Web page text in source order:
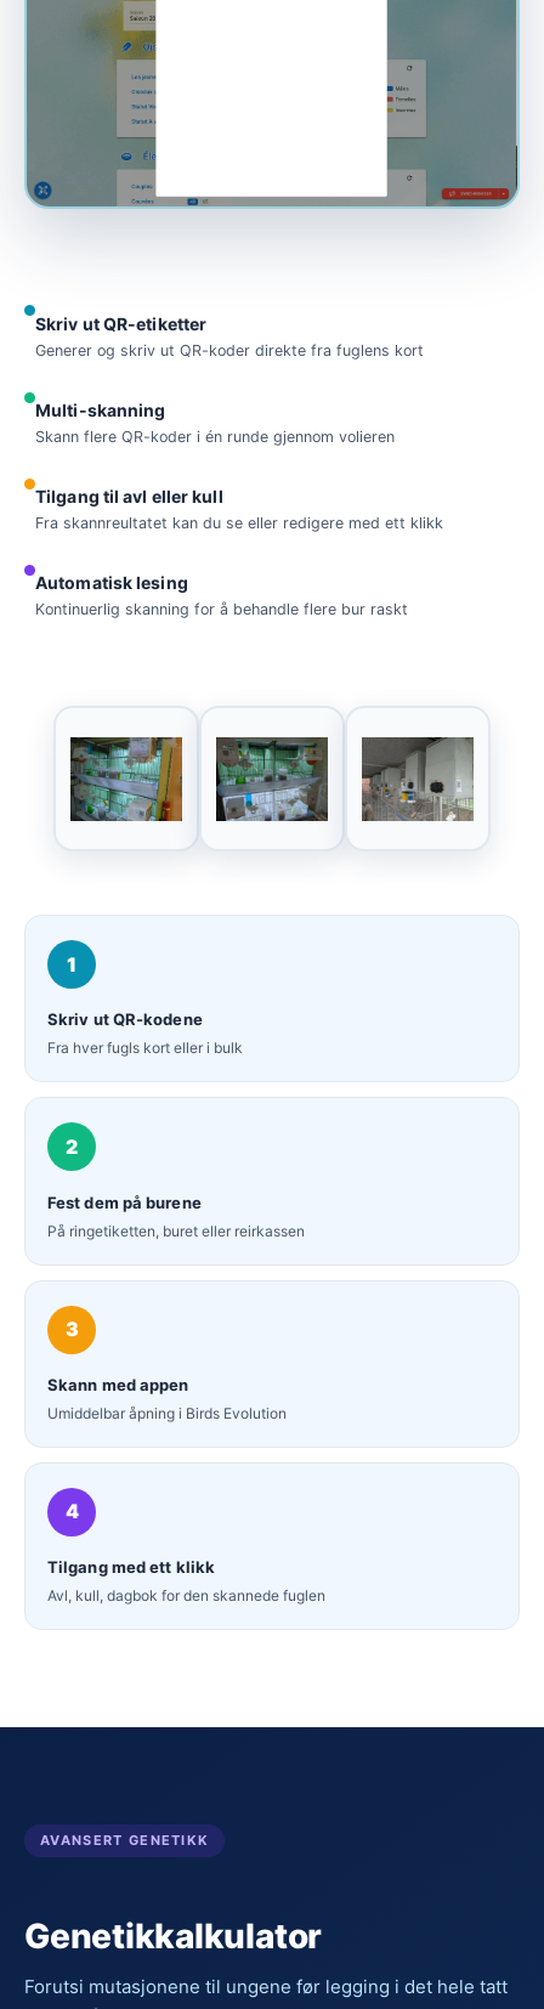
Skriv ut QR-etiketter
Generer og skriv ut QR-koder direkte fra fuglens kort
Multi-skanning
Skann flere QR-koder i én runde gjennom volieren
Tilgang til avl eller kull
Fra skannreultatet kan du se eller redigere med ett klikk
Automatisk lesing
Kontinuerlig skanning for å behandle flere bur raskt
1
Skriv ut QR-kodene
Fra hver fugls kort eller i bulk
2
Fest dem på burene
På ringetiketten, buret eller reirkassen
3
Skann med appen
Umiddelbar åpning i Birds Evolution
4
Tilgang med ett klikk
Avl, kull, dagbok for den skannede fuglen
AVANSERT GENETIKK
Genetikkalkulator
Forutsi mutasjonene til ungene før legging i det hele tatt